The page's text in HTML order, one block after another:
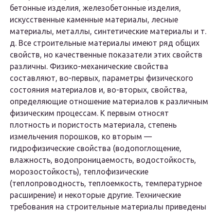
бетонные изделия, железобетонные изделия,
искусственные каменные материалы, лесные
материалы, металлы, синтетические материалы и т.
д. Все строительные материалы имеют ряд общих
свойств, но качественные показатели этих свойств
различны. Физико-механические свойства
составляют, во-первых, параметры физического
состояния материалов и, во-вторых, свойства,
определяющие отношение материалов к различным
физическим процессам. К первым относят
плотность и пористость материала, степень
измельчения порошков, ко вторым —
гидрофизические свойства (водопоглощение,
влажность, водопроницаемость, водостойкость,
морозостойкость), теплофизические
(теплопроводность, теплоемкость, температурное
расширение) и некоторые другие. Технические
требования на строительные материалы приведены